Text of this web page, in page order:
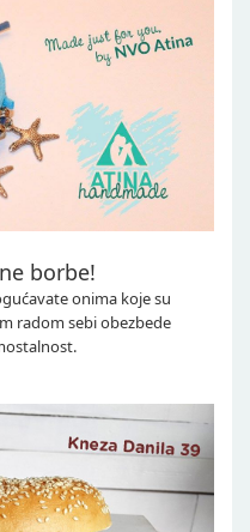
borbe!
onima koje su
radom sebi obezbede